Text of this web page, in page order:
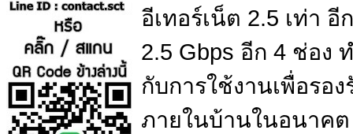
อีเทอร์เน็ต 2.5 เท่า
2.5 Gbps อีก 4 ช่อง
กับการใช้งานเพื่อรอ
ภายในบ้านในอนาคต